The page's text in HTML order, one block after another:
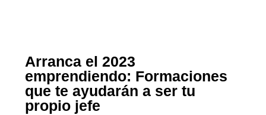
Arranca el 2023
emprendiendo: Formaciones
que te ayudarán a ser tu
propio jefe